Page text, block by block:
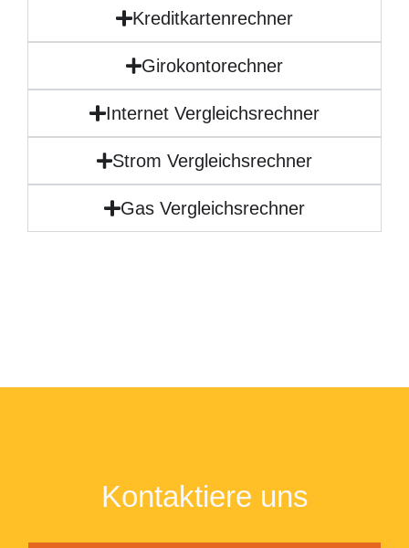
Kreditkartenrechner
Girokontorechner
Internet Vergleichsrechner
Strom Vergleichsrechner
Gas Vergleichsrechner
Kontaktiere uns